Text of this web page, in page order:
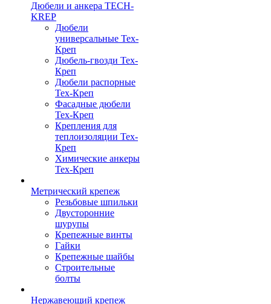
Дюбели и анкера TECH-
KREP
Дюбели
универсальные Тех-
Креп
Дюбель-гвозди Тех-
Креп
Дюбели распорные
Тех-Креп
Фасадные дюбели
Тех-Креп
Крепления для
теплоизоляции Тех-
Креп
Химические анкеры
Тех-Креп
Метрический крепеж
Резьбовые шпильки
Двусторонние
шурупы
Крепежные винты
Гайки
Крепежные шайбы
Строительные
болты
Нержавеющий крепеж